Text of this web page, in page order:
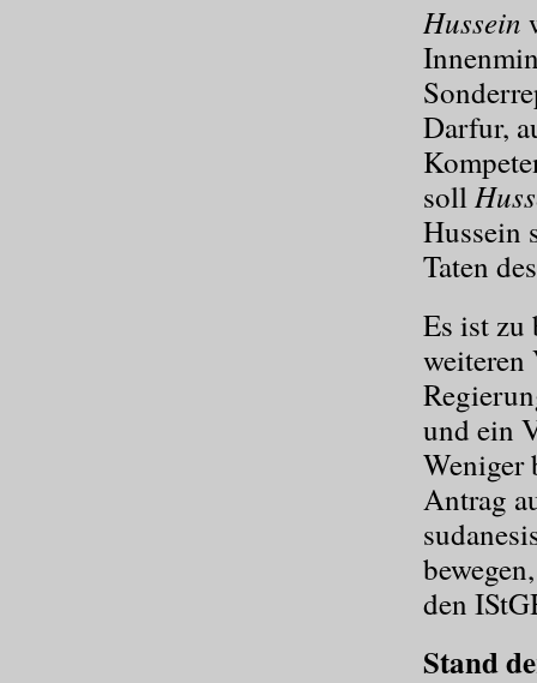
Hussein
Darfur,
soll
Hussein
Taten
Es ist zu
weiteren
und ein
Weniger
Antrag
den
Stand